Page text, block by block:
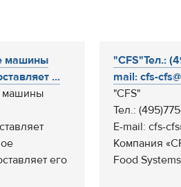
машины
...
машины
его
"CFS"Тел.:
mail: cfs-
"CFS"
Тел.:
E-mail: cfs-
Компания
Food